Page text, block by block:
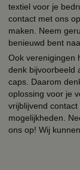
textiel voor je
contact met ons
maken. Neem
benieuwd bent
Ook verenigingen
denk bijvoorbeeld
caps. Daarom
oplossing voor je
vrijblijvend
mogelijkheden.
ons op! Wij